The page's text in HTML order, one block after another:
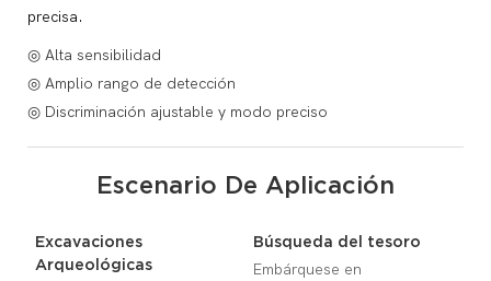
precisa.
◎ Alta sensibilidad
◎ Amplio rango de detección
◎ Discriminación ajustable y modo preciso
Escenario De Aplicación
Excavaciones
Arqueológicas
Búsqueda del tesoro
Embárquese en